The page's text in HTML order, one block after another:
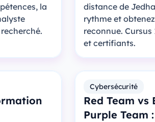
la
distance de
rythme et
reconnue. Cursus
et certifiants.
Cybersécurité
Red Team vs
Purple Team